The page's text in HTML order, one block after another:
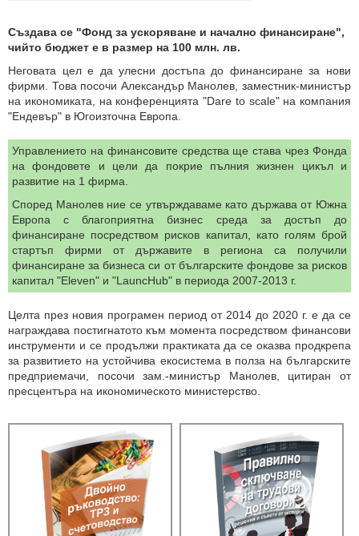
Създава се "Фонд за ускоряване и начално финансиране",
чийто бюджет е в размер на 100 млн. лв.
Неговата цел е да улесни достъпа до финансиране за нови
фирми. Това посочи Александър Манолев, заместник-министър
на икономиката, на конференцията "Dare to scale" на компания
"Ендевър" в Югоизточна Европа.
Управлението на финансовите средства ще става чрез Фонда
на фондовете и цели да покрие пълния жизнен цикъл и
развитие на 1 фирма.
Според Манолев ние се утвърждаваме като държава от Южна
Европа с благоприятна бизнес среда за достъп до
финансиране посредством рисков капитал, като голям брой
стартъп фирми от държавите в региона са получили
финансиране за бизнеса си от българските фондове за рисков
капитал "Eleven" и "LauncHub" в периода 2007-2013 г.
Целта през новия програмен период от 2014 до 2020 г. е да се
награждава постигнатото към момента посредством финансови
инструменти и се продължи практиката да се оказва продкрепа
за развитието на устойчива екосистема в полза на българските
предприемачи, посочи зам.-министър Манолев, цитиран от
пресцентъра на икономическото министерство.